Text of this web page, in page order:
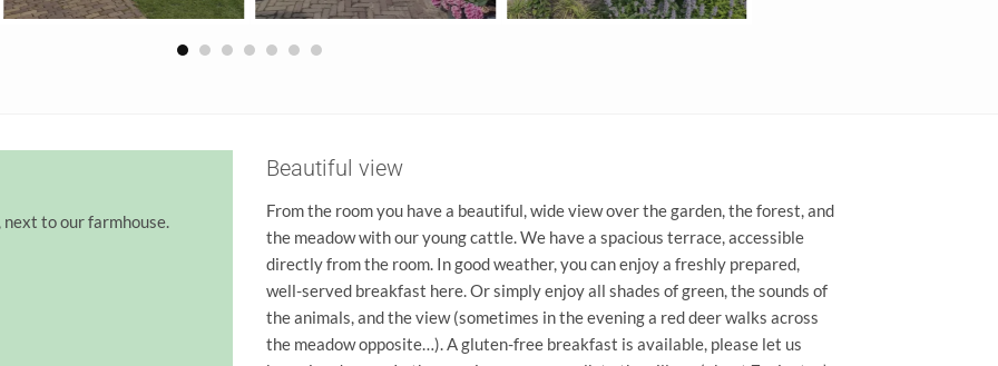
next to our farmhouse.
Beautiful view
From the room you have a beautiful, wide view over the garden, the forest, and
the meadow with our young cattle. We have a spacious terrace, accessible
directly from the room. In good weather, you can enjoy a freshly prepared,
well-served breakfast here. Or simply enjoy all shades of green, the sounds of
the animals, and the view (sometimes in the evening a red deer walks across
the meadow opposite…). A gluten-free breakfast is available, please let us